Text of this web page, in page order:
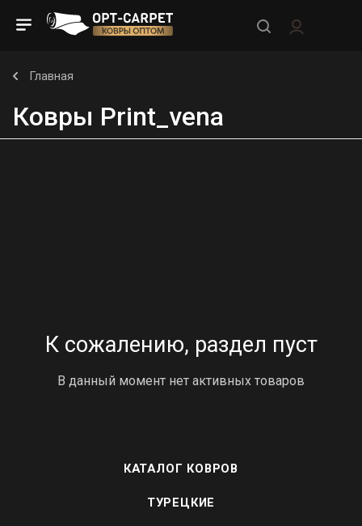
Главная
Ковры Print_vena
К сожалению, раздел пуст
В данный момент нет активных товаров
КАТАЛОГ КОВРОВ
ТУРЕЦКИЕ